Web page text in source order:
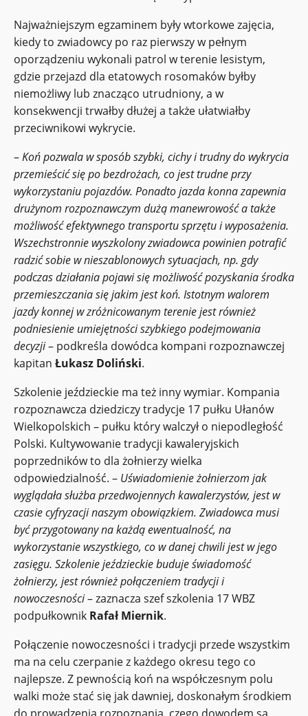
Najważniejszym egzaminem były wtorkowe zajęcia,
kiedy to zwiadowcy po raz pierwszy w pełnym
oporządzeniu wykonali patrol w terenie lesistym,
gdzie przejazd dla etatowych rosomaków byłby
niemożliwy lub znacząco utrudniony, a w
konsekwencji trwałby dłużej a także ułatwiałby
przeciwnikowi wykrycie.
–Koń pozwala w sposób szybki, cichy i trudny do wykrycia
przemieścić się po bezdrożach, co jest trudne przy
wykorzystaniu pojazdów. Ponadto jazda konna zapewnia
drużynom rozpoznawczym dużą manewrowość a także
możliwość efektywnego transportu sprzętu i wyposażenia.
Wszechstronnie wyszkolony zwiadowca powinien potrafić
radzić sobie w nieszablonowych sytuacjach, np. gdy
podczas działania pojawi się możliwość pozyskania środka
przemieszczania się jakim jest koń. Istotnym walorem
jazdy konnej w zróżnicowanym terenie jest również
podniesienie umiejętności szybkiego podejmowania
decyzji– podkreśla dowódca kompani rozpoznawczej
kapitan Łukasz Doliński.
Szkolenie jeździeckie ma też inny wymiar. Kompania
rozpoznawcza dziedziczy tradycje 17 pułku Ułanów
Wielkopolskich – pułku który walczył o niepodległość
Polski. Kultywowanie tradycji kawaleryjskich
poprzedników to dla żołnierzy wielka
odpowiedzialność. – Uświadomienie żołnierzom jak
wyglądała służba przedwojennych kawalerzystów, jest w
czasie cyfryzacji naszym obowiązkiem. Zwiadowca musi
być przygotowany na każdą ewentualność, na
wykorzystanie wszystkiego, co w danej chwili jest w jego
zasięgu. Szkolenie jeździeckie buduje świadomość
żołnierzy, jest również połączeniem tradycji i
nowoczesności– zaznacza szef szkolenia 17 WBZ
podpułkownik Rafał Miernik.
Połączenie nowoczesności i tradycji przede wszystkim
ma na celu czerpanie z każdego okresu tego co
najlepsze. Z pewnością koń na współczesnym polu
walki może stać się jak dawniej, doskonałym środkiem